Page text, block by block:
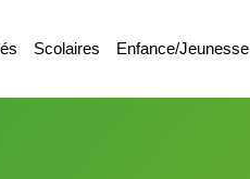
Scolaires Enfance/Jeunesse